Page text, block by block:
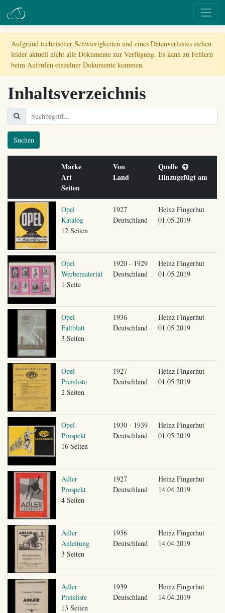
Aufgrund technischer Schwierigkeiten und eines Datenverlustes stehen
leider aktuell nicht alle Dokumente zur Verfügung. Es kann zu Fehlern
beim Aufrufen einzelner Dokumente kommen.
Inhaltsverzeichnis
Suchen
Marke
Art
Seiten
Von
Land
Quelle
Hinzugefügt am
Opel
Katalog
12 Seiten
1927
Deutschland
Heinz Fingerhut
01.05.2019
Opel
Werbematerial
1 Seite
1920 - 1929
Deutschland
Heinz Fingerhut
01.05.2019
Opel
Faltblatt
3 Seiten
1936
Deutschland
Heinz Fingerhut
01.05.2019
Opel
Preisliste
2 Seiten
1927
Deutschland
Heinz Fingerhut
01.05.2019
Opel
Prospekt
16 Seiten
1930 - 1939
Deutschland
Heinz Fingerhut
01.05.2019
Adler
Prospekt
4 Seiten
1927
Deutschland
Heinz Fingerhut
14.04.2019
Adler
Anleitung
3 Seiten
1936
Deutschland
Heinz Fingerhut
14.04.2019
Adler
Preisliste
13 Seiten
1939
Deutschland
Heinz Fingerhut
14.04.2019